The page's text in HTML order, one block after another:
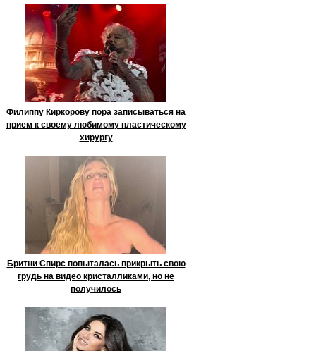
Филиппу Киркорову пора записываться на
прием к своему любимому пластическому
хирургу
Бритни Спирс попыталась прикрыть свою
грудь на видео кристалликами, но не
получилось